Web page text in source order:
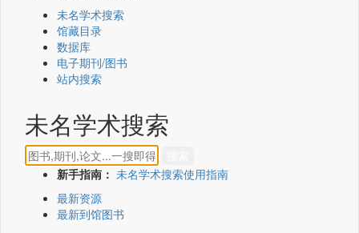
未名学术搜索
馆藏目录
数据库
电子期刊/图书
站内搜索
未名学术搜索
新手指南： 未名学术搜索使用指南
最新资源
最新到馆图书